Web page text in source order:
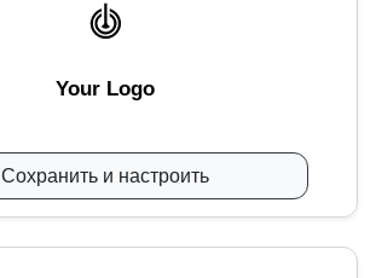
Your Logo
Сохранить и настроить